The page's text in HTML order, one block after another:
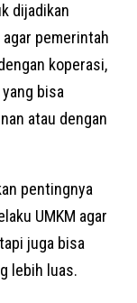
dijadikan
pemerintah
koperasi,
bisa
atau dengan
pentingnya
UMKM agar
juga bisa
lebih luas.